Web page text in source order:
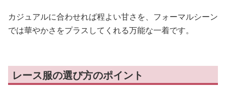
カジュアルに合わせれば程よい甘さを、フォーマルシーン
では華やかさをプラスしてくれる万能な一着です。
レース服の選び方のポイント